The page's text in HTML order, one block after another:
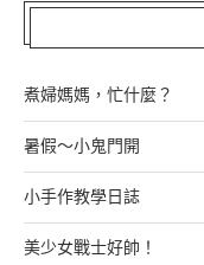
煮婦媽媽，忙什麼？
暑假～小鬼門開
小手作教學日誌
美少女戰士好帥！